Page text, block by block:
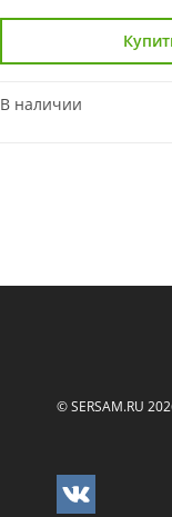
В наличии
© SERSAM.RU